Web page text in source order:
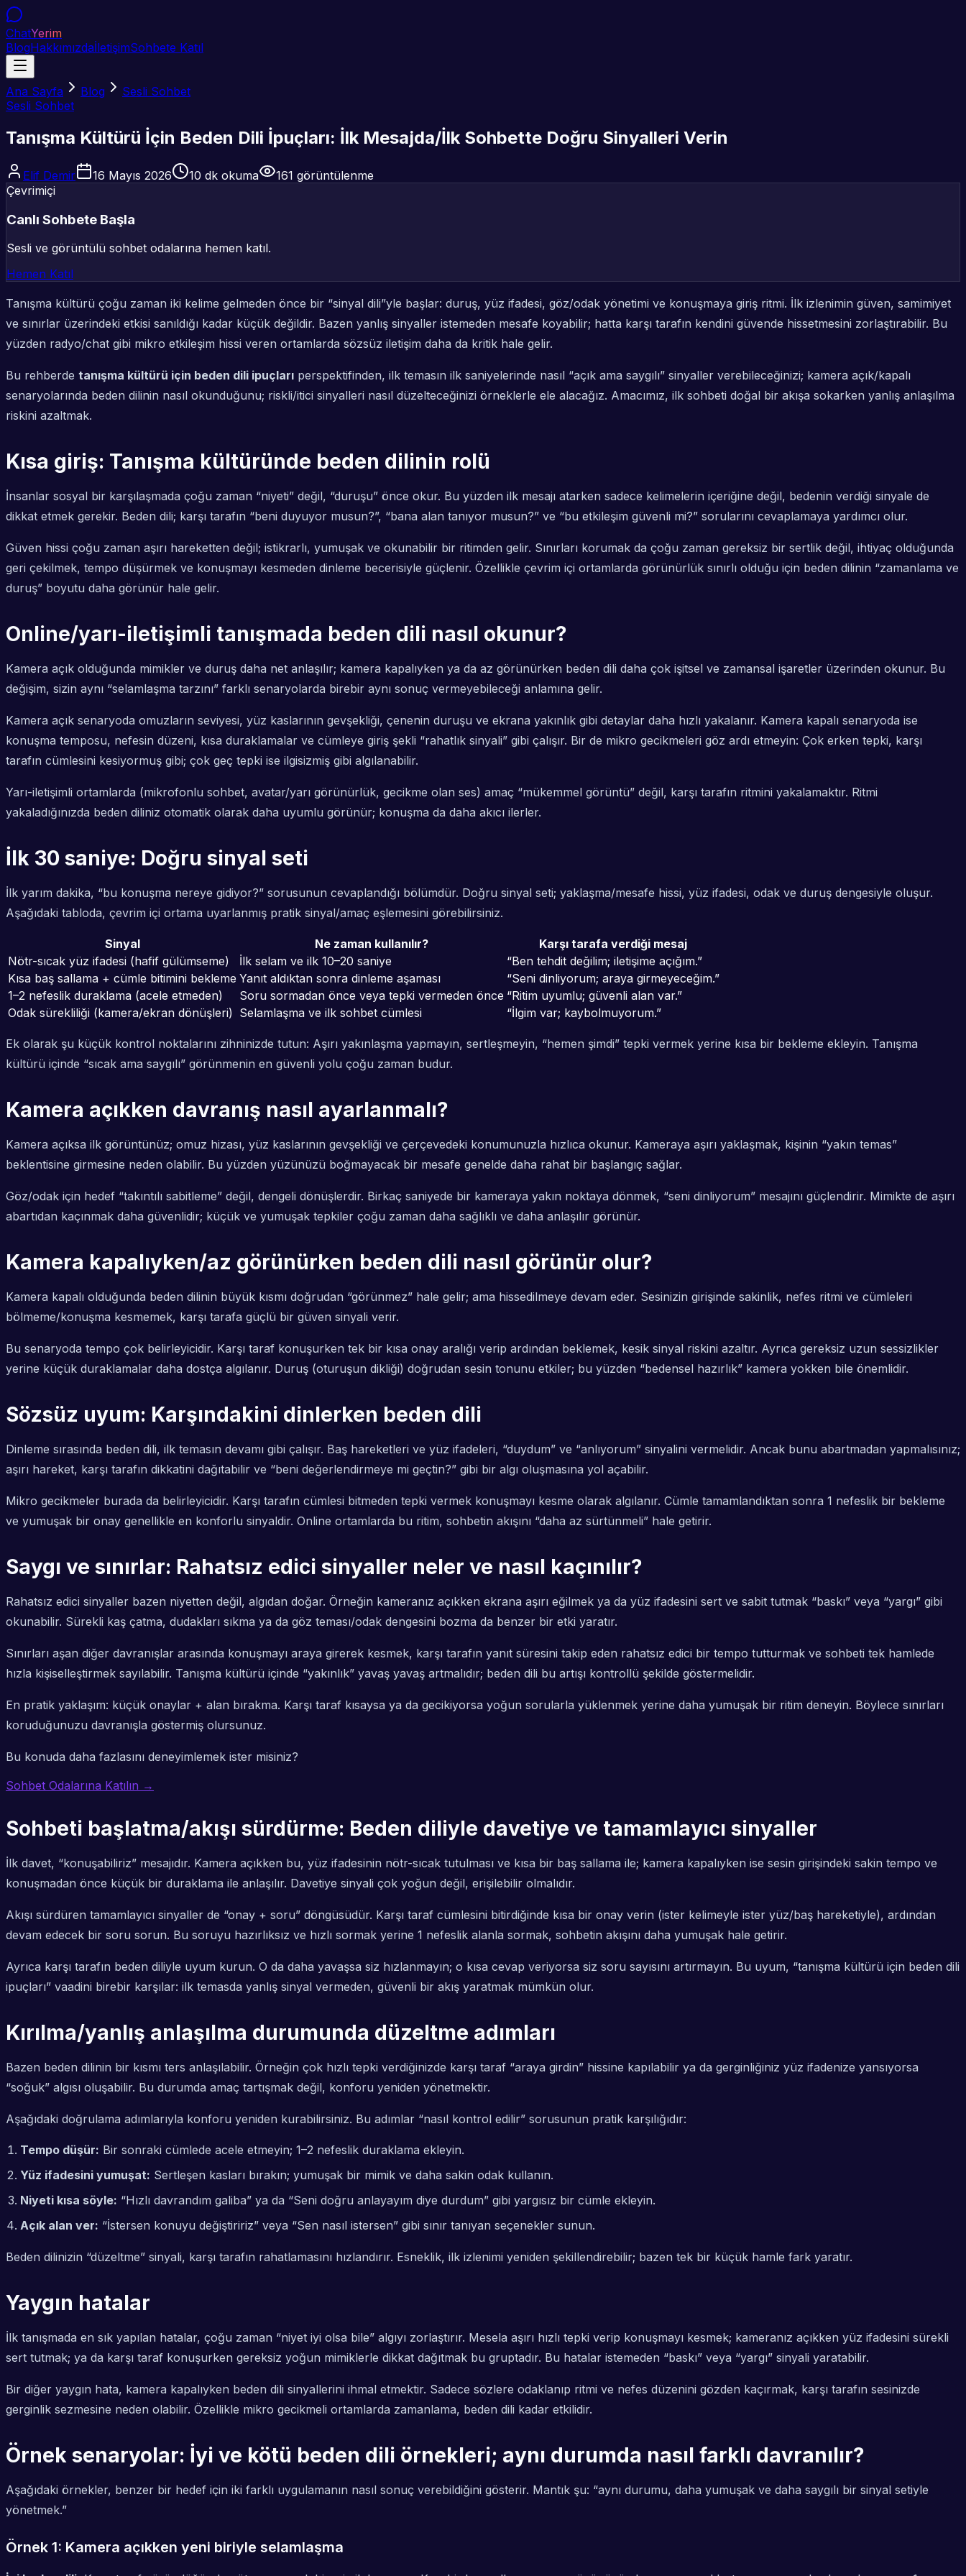
ChatYerim
BlogHakkımızdaİletişimSohbete Katıl
Ana Sayfa Blog
Sesli Sohbet
Sesli Sohbet
Tanışma Kültürü İçin Beden Dili İpuçları: İlk Mesajda/İlk Sohbette Doğru Sinyalleri Verin
Elif Demir 16 Mayıs 2026 10 dk okuma 161 görüntülenme
Çevrimiçi
Canlı Sohbete Başla
Sesli ve görüntülü sohbet odalarına hemen katıl.
Hemen Katıl
Tanışma kültürü çoğu zaman iki kelime gelmeden önce bir “sinyal dili”yle başlar: duruş, yüz ifadesi, göz/odak yönetimi ve konuşmaya giriş ritmi. İlk izlenimin güven, samimiyet
ve sınırlar üzerindeki etkisi sanıldığı kadar küçük değildir. Bazen yanlış sinyaller istemeden mesafe koyabilir; hatta karşı tarafın kendini güvende hissetmesini zorlaştırabilir. Bu
yüzden radyo/chat gibi mikro etkileşim hissi veren ortamlarda sözsüz iletişim daha da kritik hale gelir.
Bu rehberde tanışma kültürü için beden dili ipuçları perspektifinden, ilk temasın ilk saniyelerinde nasıl “açık ama saygılı” sinyaller verebileceğinizi; kamera açık/kapalı
senaryolarında beden dilinin nasıl okunduğunu; riskli/itici sinyalleri nasıl düzelteceğinizi örneklerle ele alacağız. Amacımız, ilk sohbeti doğal bir akışa sokarken yanlış anlaşılma
riskini azaltmak.
Kısa giriş: Tanışma kültüründe beden dilinin rolü
İnsanlar sosyal bir karşılaşmada çoğu zaman “niyeti” değil, “duruşu” önce okur. Bu yüzden ilk mesajı atarken sadece kelimelerin içeriğine değil, bedenin verdiği sinyale de
dikkat etmek gerekir. Beden dili; karşı tarafın “beni duyuyor musun?”, “bana alan tanıyor musun?” ve “bu etkileşim güvenli mi?” sorularını cevaplamaya yardımcı olur.
Güven hissi çoğu zaman aşırı hareketten değil; istikrarlı, yumuşak ve okunabilir bir ritimden gelir. Sınırları korumak da çoğu zaman gereksiz bir sertlik değil, ihtiyaç olduğunda
geri çekilmek, tempo düşürmek ve konuşmayı kesmeden dinleme becerisiyle güçlenir. Özellikle çevrim içi ortamlarda görünürlük sınırlı olduğu için beden dilinin “zamanlama ve
duruş” boyutu daha görünür hale gelir.
Online/yarı-iletişimli tanışmada beden dili nasıl okunur?
Kamera açık olduğunda mimikler ve duruş daha net anlaşılır; kamera kapalıyken ya da az görünürken beden dili daha çok işitsel ve zamansal işaretler üzerinden okunur. Bu
değişim, sizin aynı “selamlaşma tarzını” farklı senaryolarda birebir aynı sonuç vermeyebileceği anlamına gelir.
Kamera açık senaryoda omuzların seviyesi, yüz kaslarının gevşekliği, çenenin duruşu ve ekrana yakınlık gibi detaylar daha hızlı yakalanır. Kamera kapalı senaryoda ise
konuşma temposu, nefesin düzeni, kısa duraklamalar ve cümleye giriş şekli “rahatlık sinyali” gibi çalışır. Bir de mikro gecikmeleri göz ardı etmeyin: Çok erken tepki, karşı
tarafın cümlesini kesiyormuş gibi; çok geç tepki ise ilgisizmiş gibi algılanabilir.
Yarı-iletişimli ortamlarda (mikrofonlu sohbet, avatar/yarı görünürlük, gecikme olan ses) amaç “mükemmel görüntü” değil, karşı tarafın ritmini yakalamaktır. Ritmi
yakaladığınızda beden diliniz otomatik olarak daha uyumlu görünür; konuşma da daha akıcı ilerler.
İlk 30 saniye: Doğru sinyal seti
İlk yarım dakika, “bu konuşma nereye gidiyor?” sorusunun cevaplandığı bölümdür. Doğru sinyal seti; yaklaşma/mesafe hissi, yüz ifadesi, odak ve duruş dengesiyle oluşur.
Aşağıdaki tabloda, çevrim içi ortama uyarlanmış pratik sinyal/amaç eşlemesini görebilirsiniz.
Sinyal Ne zaman kullanılır?
Karşı tarafa verdiği mesaj
Nötr-sıcak yüz ifadesi (hafif gülümseme)
İlk selam ve ilk 10–20 saniye
“Ben tehdit değilim; iletişime açığım.”
Kısa baş sallama + cümle bitimini bekleme Yanıt aldıktan sonra dinleme aşaması
“Seni dinliyorum; araya girmeyeceğim.”
1–2 nefeslik duraklama (acele etmeden)
Soru sormadan önce veya tepki vermeden önce “Ritim uyumlu; güvenli alan var.”
Odak sürekliliği (kamera/ekran dönüşleri) Selamlaşma ve ilk sohbet cümlesi “İlgim var; kaybolmuyorum.”
Ek olarak şu küçük kontrol noktalarını zihninizde tutun: Aşırı yakınlaşma yapmayın, sertleşmeyin, “hemen şimdi” tepki vermek yerine kısa bir bekleme ekleyin. Tanışma
kültürü içinde “sıcak ama saygılı” görünmenin en güvenli yolu çoğu zaman budur.
Kamera açıkken davranış nasıl ayarlanmalı?
Kamera açıksa ilk görüntünüz; omuz hizası, yüz kaslarının gevşekliği ve çerçevedeki konumunuzla hızlıca okunur. Kameraya aşırı yaklaşmak, kişinin “yakın temas”
beklentisine girmesine neden olabilir. Bu yüzden yüzünüzü boğmayacak bir mesafe genelde daha rahat bir başlangıç sağlar.
Göz/odak için hedef “takıntılı sabitleme” değil, dengeli dönüşlerdir. Birkaç saniyede bir kameraya yakın noktaya dönmek, “seni dinliyorum” mesajını güçlendirir. Mimikte de aşırı
abartıdan kaçınmak daha güvenlidir; küçük ve yumuşak tepkiler çoğu zaman daha sağlıklı ve daha anlaşılır görünür.
Kamera kapalıyken/az görünürken beden dili nasıl görünür olur?
Kamera kapalı olduğunda beden dilinin büyük kısmı doğrudan “görünmez” hale gelir; ama hissedilmeye devam eder. Sesinizin girişinde sakinlik, nefes ritmi ve cümleleri
bölmeme/konuşma kesmemek, karşı tarafa güçlü bir güven sinyali verir.
Bu senaryoda tempo çok belirleyicidir. Karşı taraf konuşurken tek bir kısa onay aralığı verip ardından beklemek, kesik sinyal riskini azaltır. Ayrıca gereksiz uzun sessizlikler
yerine küçük duraklamalar daha dostça algılanır. Duruş (oturuşun dikliği) doğrudan sesin tonunu etkiler; bu yüzden “bedensel hazırlık” kamera yokken bile önemlidir.
Sözsüz uyum: Karşındakini dinlerken beden dili
Dinleme sırasında beden dili, ilk temasın devamı gibi çalışır. Baş hareketleri ve yüz ifadeleri, “duydum” ve “anlıyorum” sinyalini vermelidir. Ancak bunu abartmadan yapmalısınız;
aşırı hareket, karşı tarafın dikkatini dağıtabilir ve “beni değerlendirmeye mi geçtin?” gibi bir algı oluşmasına yol açabilir.
Mikro gecikmeler burada da belirleyicidir. Karşı tarafın cümlesi bitmeden tepki vermek konuşmayı kesme olarak algılanır. Cümle tamamlandıktan sonra 1 nefeslik bir bekleme
ve yumuşak bir onay genellikle en konforlu sinyaldir. Online ortamlarda bu ritim, sohbetin akışını “daha az sürtünmeli” hale getirir.
Saygı ve sınırlar: Rahatsız edici sinyaller neler ve nasıl kaçınılır?
Rahatsız edici sinyaller bazen niyetten değil, algıdan doğar. Örneğin kameranız açıkken ekrana aşırı eğilmek ya da yüz ifadesini sert ve sabit tutmak “baskı” veya “yargı” gibi
okunabilir. Sürekli kaş çatma, dudakları sıkma ya da göz teması/odak dengesini bozma da benzer bir etki yaratır.
Sınırları aşan diğer davranışlar arasında konuşmayı araya girerek kesmek, karşı tarafın yanıt süresini takip eden rahatsız edici bir tempo tutturmak ve sohbeti tek hamlede
hızla kişiselleştirmek sayılabilir. Tanışma kültürü içinde “yakınlık” yavaş yavaş artmalıdır; beden dili bu artışı kontrollü şekilde göstermelidir.
En pratik yaklaşım: küçük onaylar + alan bırakma. Karşı taraf kısaysa ya da gecikiyorsa yoğun sorularla yüklenmek yerine daha yumuşak bir ritim deneyin. Böylece sınırları
koruduğunuzu davranışla göstermiş olursunuz.
Bu konuda daha fazlasını deneyimlemek ister misiniz?
Sohbet Odalarına Katılın →
Sohbeti başlatma/akışı sürdürme: Beden diliyle davetiye ve tamamlayıcı sinyaller
İlk davet, “konuşabiliriz” mesajıdır. Kamera açıkken bu, yüz ifadesinin nötr-sıcak tutulması ve kısa bir baş sallama ile; kamera kapalıyken ise sesin girişindeki sakin tempo ve
konuşmadan önce küçük bir duraklama ile anlaşılır. Davetiye sinyali çok yoğun değil, erişilebilir olmalıdır.
Akışı sürdüren tamamlayıcı sinyaller de “onay + soru” döngüsüdür. Karşı taraf cümlesini bitirdiğinde kısa bir onay verin (ister kelimeyle ister yüz/baş hareketiyle), ardından
devam edecek bir soru sorun. Bu soruyu hazırlıksız ve hızlı sormak yerine 1 nefeslik alanla sormak, sohbetin akışını daha yumuşak hale getirir.
Ayrıca karşı tarafın beden diliyle uyum kurun. O da daha yavaşsa siz hızlanmayın; o kısa cevap veriyorsa siz soru sayısını artırmayın. Bu uyum, “tanışma kültürü için beden dili
ipuçları” vaadini birebir karşılar: ilk temasda yanlış sinyal vermeden, güvenli bir akış yaratmak mümkün olur.
Kırılma/yanlış anlaşılma durumunda düzeltme adımları
Bazen beden dilinin bir kısmı ters anlaşılabilir. Örneğin çok hızlı tepki verdiğinizde karşı taraf “araya girdin” hissine kapılabilir ya da gerginliğiniz yüz ifadenize yansıyorsa
“soğuk” algısı oluşabilir. Bu durumda amaç tartışmak değil, konforu yeniden yönetmektir.
Aşağıdaki doğrulama adımlarıyla konforu yeniden kurabilirsiniz. Bu adımlar “nasıl kontrol edilir” sorusunun pratik karşılığıdır:
Tempo düşür: Bir sonraki cümlede acele etmeyin; 1–2 nefeslik duraklama ekleyin.
Yüz ifadesini yumuşat: Sertleşen kasları bırakın; yumuşak bir mimik ve daha sakin odak kullanın.
Niyeti kısa söyle: “Hızlı davrandım galiba” ya da “Seni doğru anlayayım diye durdum” gibi yargısız bir cümle ekleyin.
Açık alan ver: “İstersen konuyu değiştiririz” veya “Sen nasıl istersen” gibi sınır tanıyan seçenekler sunun.
Beden dilinizin “düzeltme” sinyali, karşı tarafın rahatlamasını hızlandırır. Esneklik, ilk izlenimi yeniden şekillendirebilir; bazen tek bir küçük hamle fark yaratır.
Yaygın hatalar
İlk tanışmada en sık yapılan hatalar, çoğu zaman “niyet iyi olsa bile” algıyı zorlaştırır. Mesela aşırı hızlı tepki verip konuşmayı kesmek; kameranız açıkken yüz ifadesini sürekli
sert tutmak; ya da karşı taraf konuşurken gereksiz yoğun mimiklerle dikkat dağıtmak bu gruptadır. Bu hatalar istemeden “baskı” veya “yargı” sinyali yaratabilir.
Bir diğer yaygın hata, kamera kapalıyken beden dili sinyallerini ihmal etmektir. Sadece sözlere odaklanıp ritmi ve nefes düzenini gözden kaçırmak, karşı tarafın sesinizde
gerginlik sezmesine neden olabilir. Özellikle mikro gecikmeli ortamlarda zamanlama, beden dili kadar etkilidir.
Örnek senaryolar: İyi ve kötü beden dili örnekleri; aynı durumda nasıl farklı davranılır?
Aşağıdaki örnekler, benzer bir hedef için iki farklı uygulamanın nasıl sonuç verebildiğini gösterir. Mantık şu: “aynı durumu, daha yumuşak ve daha saygılı bir sinyal setiyle
yönetmek.”
Örnek 1: Kamera açıkken yeni biriyle selamlaşma